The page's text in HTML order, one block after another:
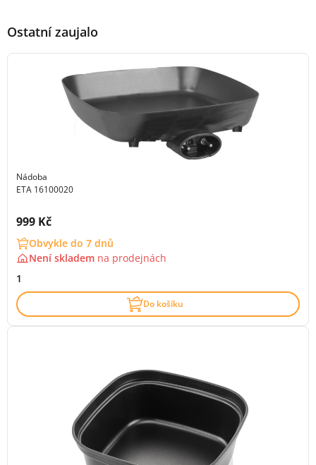
Ostatní zaujalo
Nádoba
ETA 16100020
Cena s DPH:
999 Kč
Obvykle do 7 dnů
Není skladem na prodejnách
1
Do košíku